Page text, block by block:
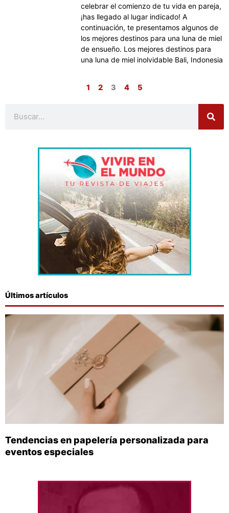
celebrar el comienzo de tu vida en pareja,
¡has llegado al lugar indicado! A
continuación, te presentamos algunos de
los mejores destinos para una luna de miel
de ensueño. Los mejores destinos para
una luna de miel inolvidable Bali, Indonesia
1 2 3 4 5
Últimos artículos
Tendencias en papelería personalizada para
eventos especiales